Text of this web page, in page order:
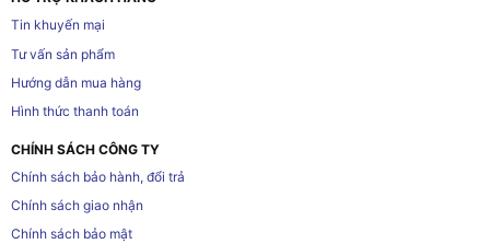
Tin khuyến mại
Tư vấn sản phẩm
Hướng dẫn mua hàng
Hình thức thanh toán
CHÍNH SÁCH CÔNG TY
Chính sách bảo hành, đổi trả
Chính sách giao nhận
Chính sách bảo mật